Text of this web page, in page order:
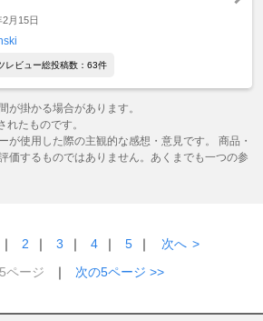
月15日
レビュー総投稿数：63件
掛かる場合があります。
たものです。
使用した際の主観的な感想・意見です。 商品・
価するものではありません。あくまでも一つの参
｜ 2 ｜ 3 ｜ 4 ｜ 5 ｜ 次へ >
ページ
｜ 次の5ページ >>